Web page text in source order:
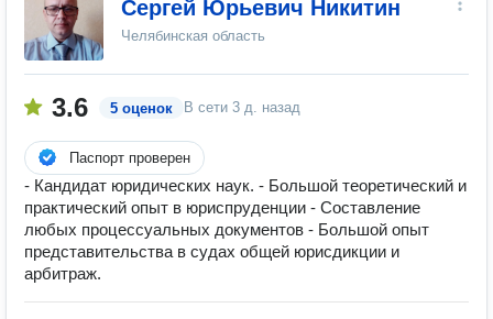
Сергей Юрьевич Никитин
Челябинская область
3.6 5 оценок В сети 3 д. назад
Паспорт проверен
- Кандидат юридических наук. - Большой теоретический и
практический опыт в юриспруденции - Составление
любых процессуальных документов - Большой опыт
представительства в судах общей юрисдикции и
арбитраж.